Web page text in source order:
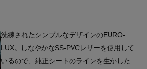
洗練されたシンプルなデザインのEURO-
LUX。しなやかなSS-PVCレザーを使用して
いるので、純正シートのラインを生かした